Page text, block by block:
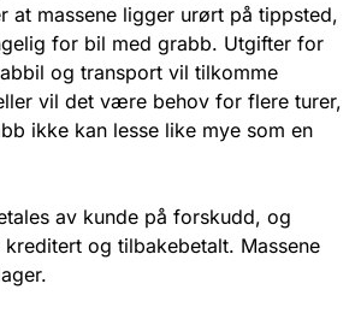
at massene ligger urørt på tippsted,
for bil med grabb. Utgifter for
og transport vil tilkomme
vil det være behov for flere turer,
ikke kan lesse like mye som en
av kunde på forskudd, og
og tilbakebetalt. Massene